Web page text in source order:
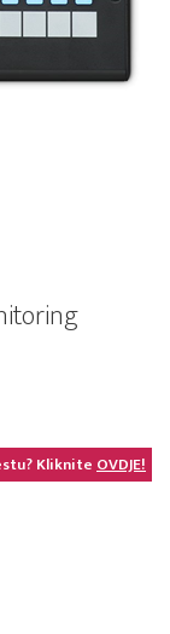
KlikniteOVDJE!